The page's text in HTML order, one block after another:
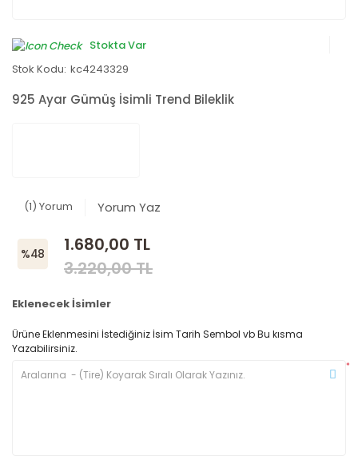
Stokta Var
Stok Kodu: kc4243329
925 Ayar Gümüş İsimli Trend Bileklik
(1) Yorum Yorum Yaz
%48
1.680,00 TL
3.220,00 TL
Eklenecek İsimler
Ürüne Eklenmesini İstediğiniz İsim Tarih Sembol vb Bu kısma
Yazabilirsiniz.
*